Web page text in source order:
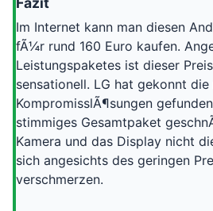
Im Internet kann man diesen
fÃ¼r rund 160 Euro kaufen.
Leistungspaketes ist dieser
sensationell. LG hat gekonnt
KompromisslÃ¶sungen
stimmiges Gesamtpaket
Kamera und das Display nicht
sich angesichts des geringen
verschmerzen.